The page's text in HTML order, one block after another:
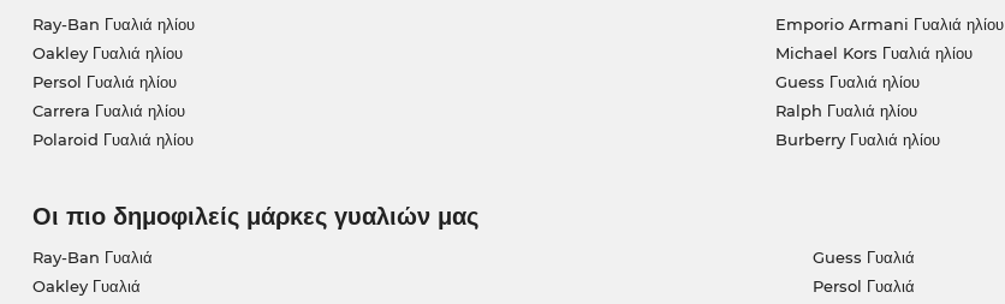
Ray-Ban Γυαλιά ηλίου
Oakley Γυαλιά ηλίου
Persol Γυαλιά ηλίου
Carrera Γυαλιά ηλίου
Polaroid Γυαλιά ηλίου
Emporio Armani Γυαλιά ηλίου
Michael Kors Γυαλιά ηλίου
Guess Γυαλιά ηλίου
Ralph Γυαλιά ηλίου
Burberry Γυαλιά ηλίου
Οι πιο δημοφιλείς μάρκες γυαλιών μας
Ray-Ban Γυαλιά
Oakley Γυαλιά
Guess Γυαλιά
Persol Γυαλιά